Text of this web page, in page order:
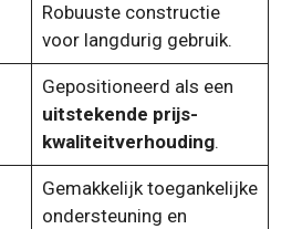
Robuuste constructie
voor langdurig gebruik.
Gepositioneerd als een
uitstekende prijs-
kwaliteitverhouding.
Gemakkelijk toegankelijke
ondersteuning en